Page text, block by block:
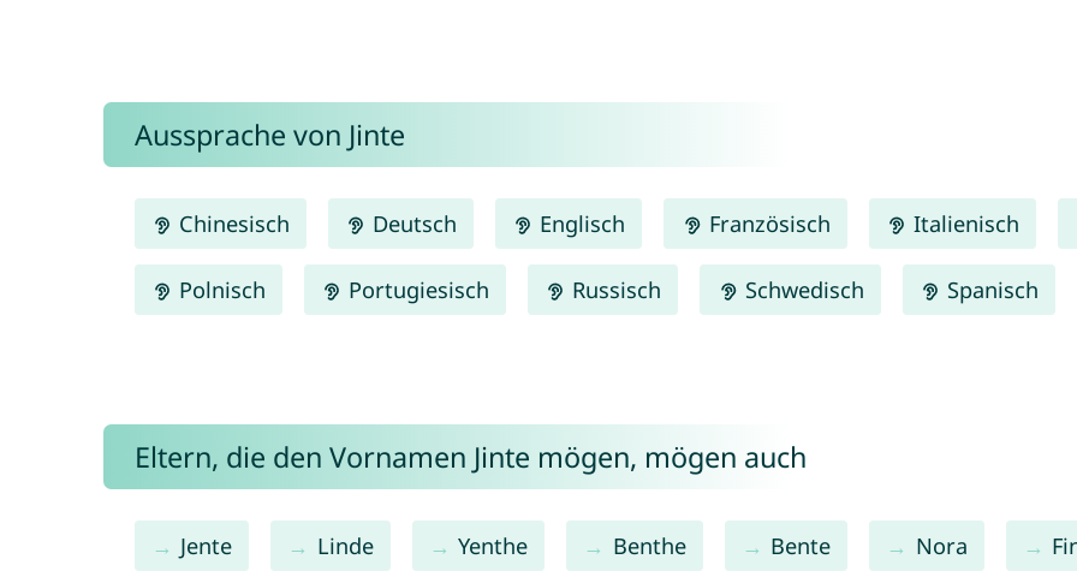
Aussprache von Jinte
Chinesisch Deutsch Englisch Französisch Italienisch
Polnisch Portugiesisch Russisch Schwedisch Spanisch
Eltern, die den Vornamen Jinte mögen, mögen auch
Jente Linde Yenthe Benthe Bente Nora